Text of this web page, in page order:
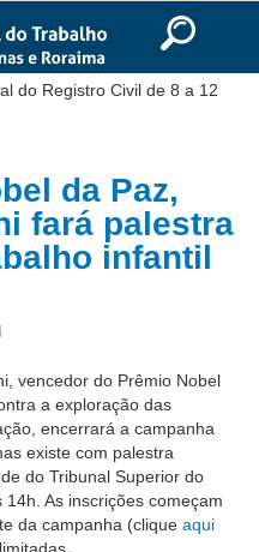
Ir para o rodapé
>>
do Registro Civil de 8 a 12
da Paz,
fará palestra
infantil
vencedor do Prêmio Nobel
a exploração das
encerrará a campanha
existe com palestra
do Tribunal Superior do
As inscrições começam
da campanha (clique aqui